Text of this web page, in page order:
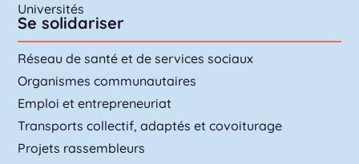
Universités
Se solidariser
Réseau de santé et de services sociaux
Organismes communautaires
Emploi et entrepreneuriat
Transports collectif, adaptés et covoiturage
Projets rassembleurs